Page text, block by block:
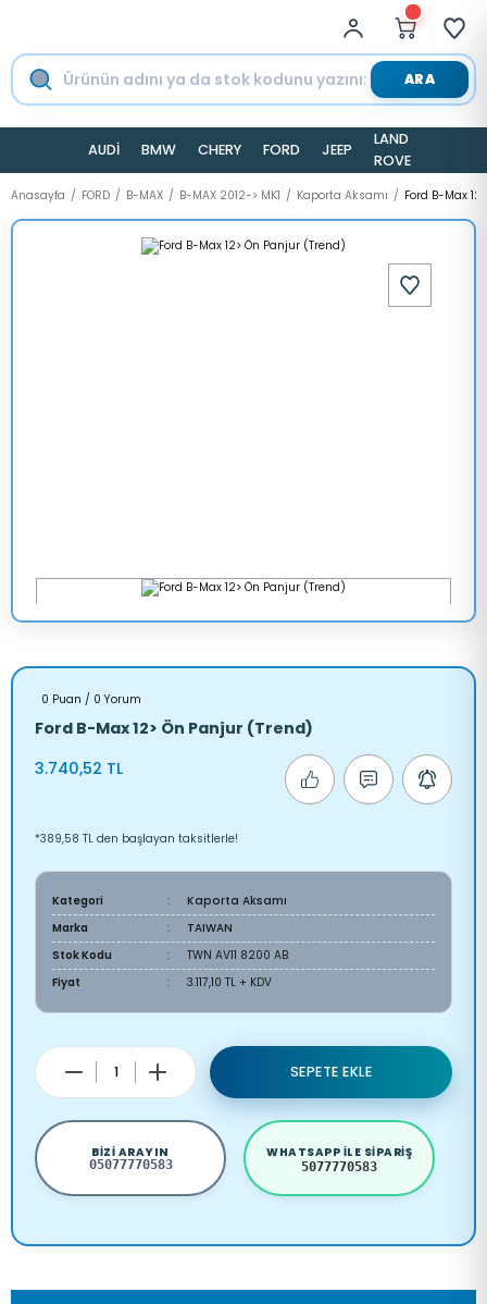
ARA
AUDİ BMW CHERY FORD JEEP
LAND
ROVER
Anasayfa FORD B-MAX B-MAX 2012-> MK1 Kaporta Aksamı Ford B-Max
0 Puan / 0 Yorum
Ford B-Max 12> Ön Panjur (Trend)
3.740,52 TL
*389,58 TL den başlayan taksitlerle!
Kategori
Kaporta Aksamı
Marka
TAIWAN
Stok Kodu
TWN AV11 8200 AB
Fiyat
3.117,10 TL + KDV
SEPETE EKLE
BIZI ARAYIN
05077770583
WHATSAPP ILE SIPARIŞ
5077770583